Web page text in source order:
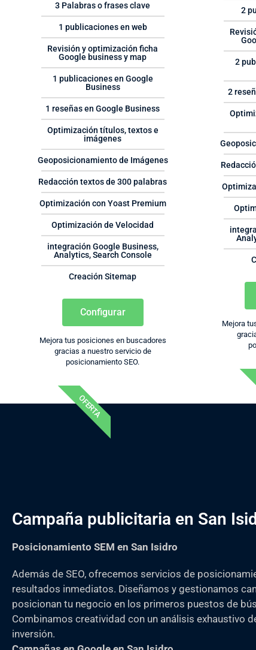
3 Palabras o frases clave
1 publicaciones en web
Revisión y optimización ficha
Google business y map
1 publicaciones en Google
Business
1 reseñas en Google Business
Optimización títulos, textos e
imágenes
Geoposicionamiento de Imágenes
Redacción textos de 300 palabras
Optimización con Yoast Premium
Optimización de Velocidad
integración Google Business,
Analytics, Search Console
Creación Sitemap
Configurar
Mejora tus posiciones en buscadores
gracias a nuestro servicio de
posicionamiento SEO.
OFERTA
2
2
2
Mejora
Campaña publicitaria en San
Posicionamiento SEM en San Isidro
Además de SEO, ofrecemos servicios de
resultados inmediatos. Diseñamos y gestionamos
posicionan tu negocio en los primeros puestos de
Combinamos creatividad con un análisis exhaustivo
inversión.